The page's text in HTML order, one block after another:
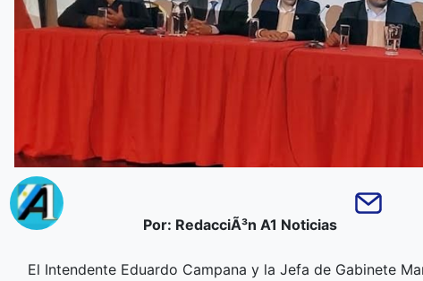
Por: RedacciÃ³n A1 Noticias
El Intendente Eduardo Campana y la Jefa de Gabinete